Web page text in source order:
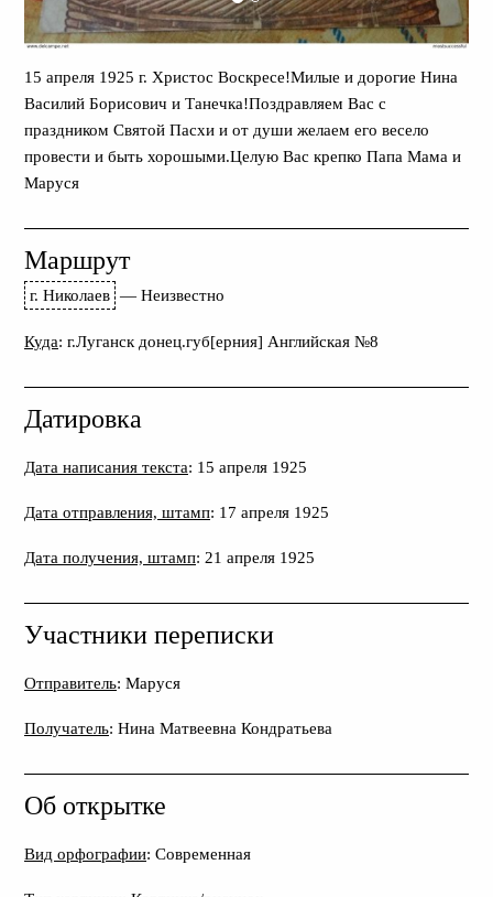
15 апреля 1925 г. Христос Воскресе!Милые и дорогие Нина
Василий Борисович и Танечка!Поздравляем Вас с
праздником Святой Пасхи и от души желаем его весело
провести и быть хорошыми.Целую Вас крепко Папа Мама и
Маруся
Маршрут
г. Николаев — Неизвестно
Куда: г.Луганск донец.губ[ерния] Английская №8
Датировка
Дата написания текста: 15 апреля 1925
Дата отправления, штамп: 17 апреля 1925
Дата получения, штамп: 21 апреля 1925
Участники переписки
Отправитель: Маруся
Получатель: Нина Матвеевна Кондратьева
Об открытке
Вид орфографии: Современная